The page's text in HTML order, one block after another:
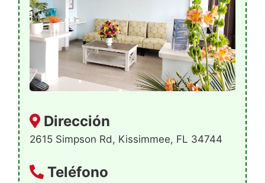
Dirección
2615 Simpson Rd, Kissimmee, FL 34744
Teléfono